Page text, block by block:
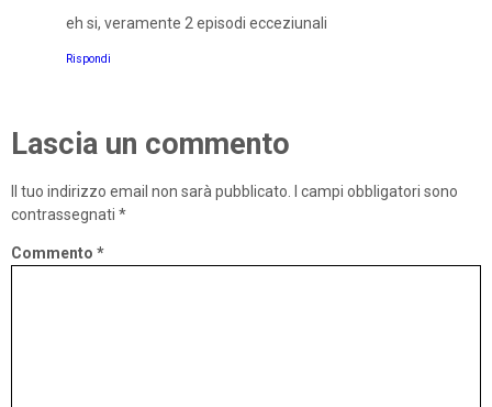
eh si, veramente 2 episodi ecceziunali
Rispondi
Lascia un commento
Il tuo indirizzo email non sarà pubblicato.
I campi obbligatori sono
contrassegnati *
Commento *